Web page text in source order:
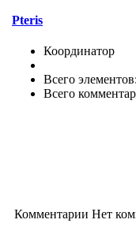
Pteris
Координатор
Всего
Всего
Комментарии Нет